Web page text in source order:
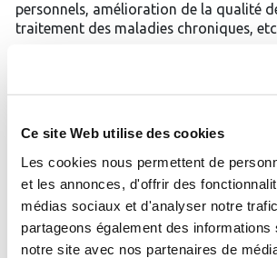
Ce site Web utilise des cookies
Les cookies nous permettent de
et les annonces, d'offrir des
médias sociaux et d'analyser notre
partageons également des
notre site avec nos partenaires de
personnels, amélioration de la qualité
traitement des maladies chroniques,
La médecine thermale est considérée
pratique médicale qui se suffit à elle-
complément d’autres soins par 67%
Aujourd’hui, de nombreux Français
personnellement déjà fréquenté un
thermal, et révèlent des expériences
grande majorité des cas… Le